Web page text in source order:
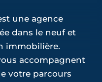
une agence
dans le neuf et
immobilière.
accompagnent
votre parcours